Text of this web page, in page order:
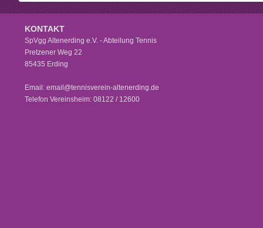
KONTAKT
SpVgg Altenerding e.V. - Abteilung Tennis
Pretzener Weg 22
85435 Erding
Email: email@tennisverein-altenerding.de
Telefon Vereinsheim: 08122 / 12600